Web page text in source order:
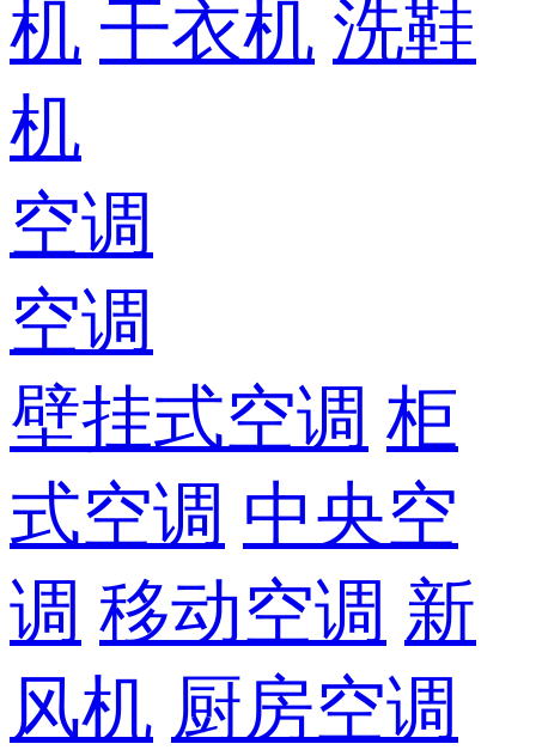
机 干衣机 洗鞋
机
空调
空调
壁挂式空调 柜
式空调 中央空
调 移动空调 新
风机 厨房空调